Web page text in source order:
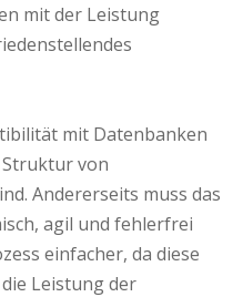
mit der Leistung
mit Datenbanken
Struktur von
Andererseits muss das
agil und fehlerfrei
einfacher, da diese
Leistung der